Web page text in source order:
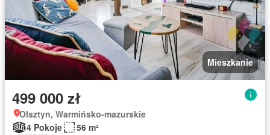
Mieszkanie
499 000 zł
Olsztyn, Warmińsko-mazurskie
4 Pokoje
56 m²